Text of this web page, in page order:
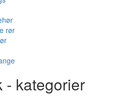
rør
- kategorier